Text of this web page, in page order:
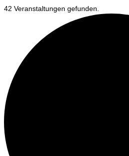
42 Veranstaltungen gefunden.